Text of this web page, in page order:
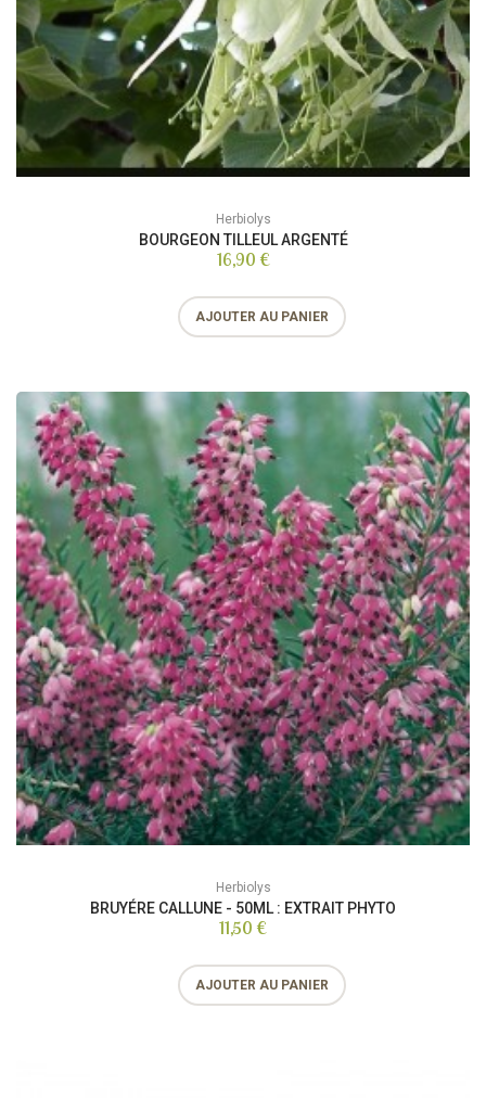
Herbiolys
BOURGEON TILLEUL ARGENTÉ
16,90 €
AJOUTER AU PANIER
Herbiolys
BRUYÉRE CALLUNE - 50ML : EXTRAIT PHYTO
11,50 €
AJOUTER AU PANIER